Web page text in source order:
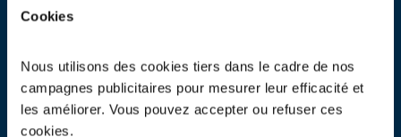
Cookies
Nous utilisons des cookies tiers dans le cadre de nos
campagnes publicitaires pour mesurer leur efficacité et
les améliorer. Vous pouvez accepter ou refuser ces
cookies.
recyclage pour vous défaire de vos vieux appareils électriques et
don à un réseau solidairesi votre appareil est fonctionnel ou
réparable
dépôt en déchetterie
si vous vous faites livrer un appareil de